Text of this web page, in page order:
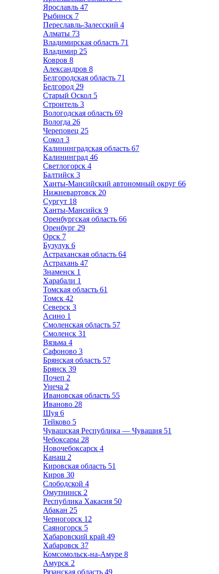
Ярославль 47
Рыбинск 7
Переславль-Залесский 4
Алматы 73
Владимирская область 71
Владимир 25
Ковров 8
Александров 8
Белгородская область 71
Белгород 29
Старый Оскол 5
Строитель 3
Вологодская область 69
Вологда 26
Череповец 25
Сокол 3
Калининградская область 67
Калининград 46
Светлогорск 4
Балтийск 3
Ханты-Мансийский автономный округ 66
Нижневартовск 20
Сургут 18
Ханты-Мансийск 9
Оренбургская область 66
Оренбург 29
Орск 7
Бузулук 6
Астраханская область 64
Астрахань 47
Знаменск 1
Харабали 1
Томская область 61
Томск 42
Северск 3
Асино 1
Смоленская область 57
Смоленск 31
Вязьма 4
Сафоново 3
Брянская область 57
Брянск 39
Почеп 2
Унеча 2
Ивановская область 55
Иваново 28
Шуя 6
Тейково 5
Чувашская Республика — Чувашия 51
Чебоксары 28
Новочебоксарск 4
Канаш 2
Кировская область 51
Киров 30
Слободской 4
Омутнинск 2
Республика Хакасия 50
Абакан 25
Черногорск 12
Саяногорск 5
Хабаровский край 49
Хабаровск 37
Комсомольск-на-Амуре 8
Амурск 2
Рязанская область 49